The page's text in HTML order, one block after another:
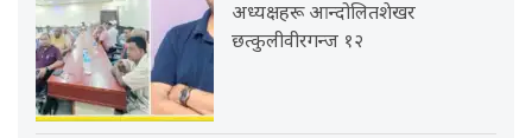
अध्यक्षहरू आन्दोलितशेखर
छत्कुलीवीरगन्ज १२